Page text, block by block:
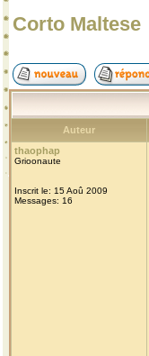
Corto Maltese
Auteur
thaophap
Grioonaute
Inscrit le: 15 Aoû 2009
Messages: 16